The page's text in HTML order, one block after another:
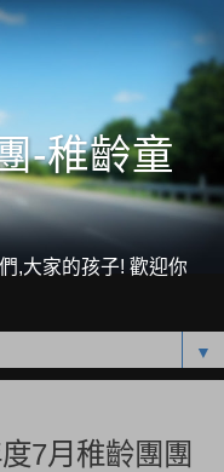
-稚齡童
,大家的孩子! 歡迎你
▼
7月稚齡團團